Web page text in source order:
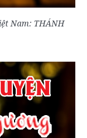
Nam: THÁNH